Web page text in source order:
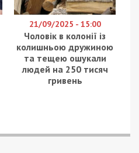
21/09/2025 - 15:00
Чоловік в колонії із
колишньою дружиною
та тещею ошукали
людей на 250 тисяч
гривень